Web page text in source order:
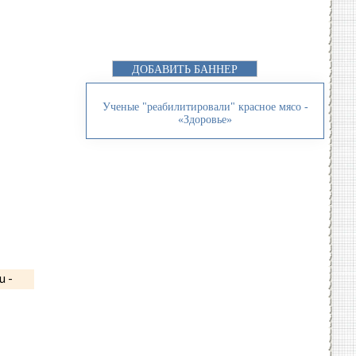
ДОБАВИТЬ БАННЕР
Ученые "реабилитировали" красное мясо -
«Здоровье»